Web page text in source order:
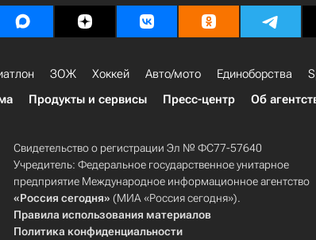
ЗОЖ Хоккей Авто/мото Единоборства
Продукты и сервисы Пресс-центр Об
Свидетельство о регистрации Эл № ФС77-57640
Учредитель: Федеральное государственное унитарное
предприятие Международное информационное агентство
«Россия сегодня» (МИА «Россия сегодня»).
Правила использования материалов
Политика конфиденциальности